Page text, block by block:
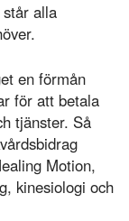
alla
en förmån
för att betala
tjänster. Så
Motion,
kinesiologi och